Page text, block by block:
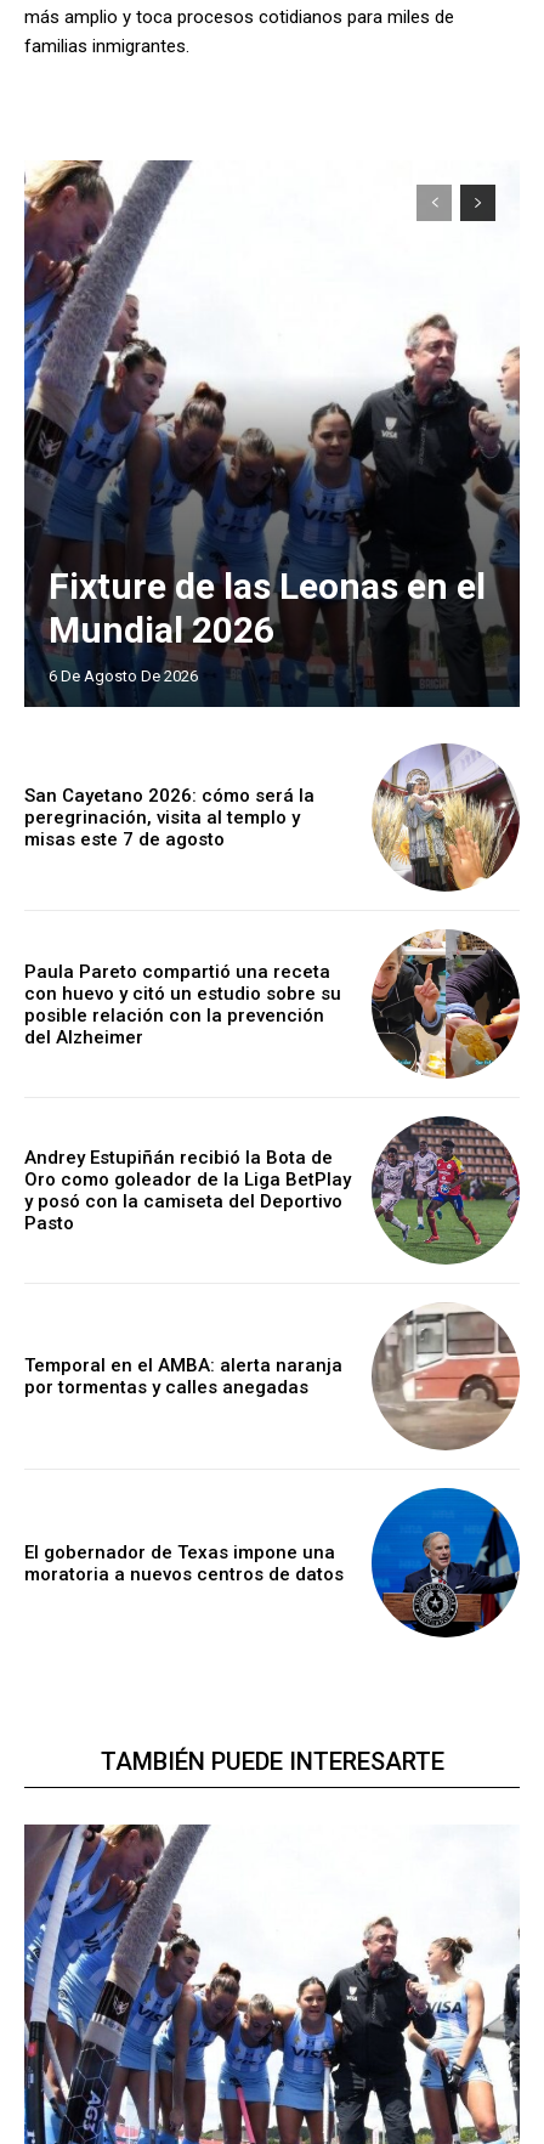
más amplio y toca procesos cotidianos para miles de
familias inmigrantes.
Fixture de las Leonas en el
Mundial 2026
6 De Agosto De 2026
San Cayetano 2026: cómo será la
peregrinación, visita al templo y
misas este 7 de agosto
Paula Pareto compartió una receta
con huevo y citó un estudio sobre su
posible relación con la prevención
del Alzheimer
Andrey Estupiñán recibió la Bota de
Oro como goleador de la Liga BetPlay
y posó con la camiseta del Deportivo
Pasto
Temporal en el AMBA: alerta naranja
por tormentas y calles anegadas
El gobernador de Texas impone una
moratoria a nuevos centros de datos
TAMBIÉN PUEDE INTERESARTE